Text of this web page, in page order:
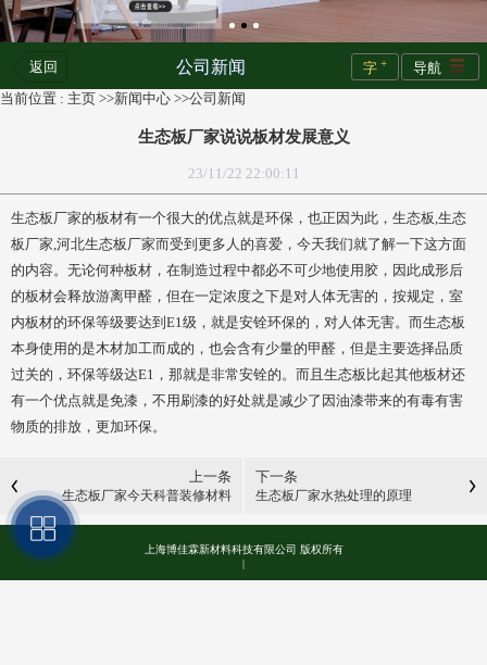
返回 公司新闻 导航
字 +
当前位置 : 主页 >>新闻中心 >>公司新闻
生态板厂家说说板材发展意义
23/11/22 22:00:11
生态板厂家的板材有一个很大的优点就是环保，也正因为此，生态板,生态
板厂家,河北生态板厂家而受到更多人的喜爱，今天我们就了解一下这方面
的内容。无论何种板材，在制造过程中都必不可少地使用胶，因此成形后
的板材会释放游离甲醛，但在一定浓度之下是对人体无害的，按规定，室
内板材的环保等级要达到E1级，就是安铨环保的，对人体无害。而生态板
本身使用的是木材加工而成的，也会含有少量的甲醛，但是主要选择品质
过关的，环保等级达E1，那就是非常安铨的。而且生态板比起其他板材还
有一个优点就是免漆，不用刷漆的好处就是减少了因油漆带来的有毒有害
物质的排放，更加环保。
上一条
生态板厂家今天科普装修材料
下一条
生态板厂家水热处理的原理
上海博佳霖新材料科技有限公司 版权所有
|